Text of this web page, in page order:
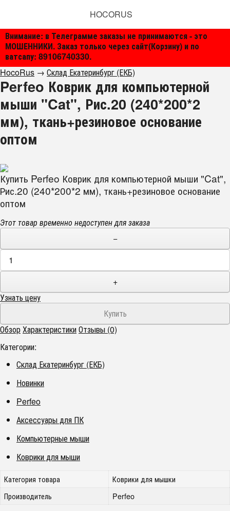
Внимание: в Телеграмме заказы не принимаются - это
МОШЕННИКИ. Заказ только через сайт(Корзину) и по
ватсапу: 89106740330.
HOCORUS
HocoRus → Склад Екатеринбург (ЕКБ)
Perfeo Коврик для компьютерной
мыши "Cat", Рис.20 (240*200*2
мм), ткань+резиновое основание
оптом
Купить Perfeo Коврик для компьютерной мыши "Cat",
Рис.20 (240*200*2 мм), ткань+резиновое основание
оптом
Этот товар временно недоступен для заказа
−
+
Узнать цену
ОбзорХарактеристикиОтзывы (0)
Категории:
Склад Екатеринбург (ЕКБ)
Новинки
Perfeo
Аксессуары для ПК
Компьютерные мыши
Коврики для мыши
Категория товара
Коврики для мышки
Производитель
Perfeo